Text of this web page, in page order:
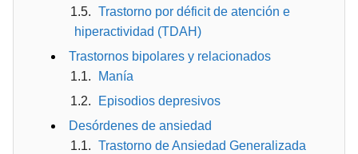
Trastorno por déficit de atención e
hiperactividad (TDAH)
Trastornos bipolares y relacionados
Manía
Episodios depresivos
Desórdenes de ansiedad
Trastorno de Ansiedad Generalizada